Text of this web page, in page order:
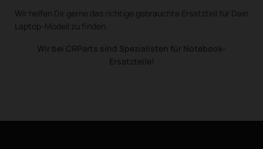
Wir helfen Dir gerne das richtige gebrauchte Ersatzteil für Dein
Laptop-Modell zu finden.
Wir bei CRParts sind Spezialisten für Notebook-
Ersatzteile!